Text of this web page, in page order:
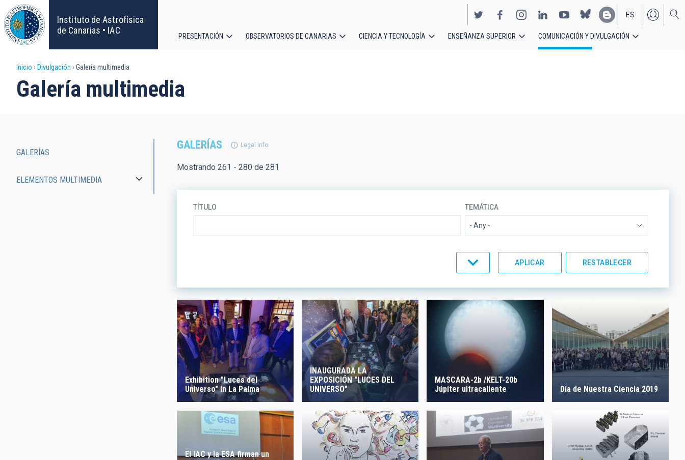
Pasar
al
contenido
principal
Instituto de Astrofísica
de Canarias • IAC
EN
ES
principal
PRESENTACIÓN OBSERVATORIOS DE CANARIAS CIENCIA Y TECNOLOGÍA ENSEÑANZA SUPERIOR COMUNICACIÓN Y DIVULGACIÓN
Sobrescribir
enlaces
la
Inicio Divulgación Galería multimedia
Galería multimedia
GALERÍAS Legal info
Mostrando 261 - 280 de 281
TÍTULO TEMÁTICA
- Any -
ASTROFÍSICAS
- Any -
FECHA DE CREACIÓN ORDENAR POR ORDEN
Exhibition "Luces del
Universo" in La Palma
INAUGURADA LA
EXPOSICIÓN "LUCES DEL
UNIVERSO"
MASCARA-2b /KELT-20b
Júpiter ultracaliente
Día de Nuestra Ciencia 2019
El IAC y la ESA firman un
navigation
GALERÍAS
ELEMENTOS MULTIMEDIA